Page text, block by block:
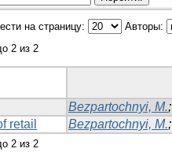
на страницу:
Авторы:
2 из 2
Bezpartochnyi, M.;
retail Bezpartochnyi, M.;
2 из 2